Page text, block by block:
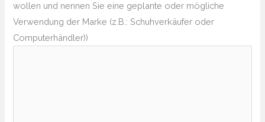
wollen und nennen Sie eine geplante oder mögliche
Verwendung der Marke (z.B.: Schuhverkäufer oder
Computerhändler))